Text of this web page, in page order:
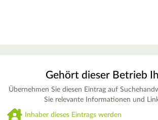
Gehört dieser Betrieb
Übernehmen Sie diesen Eintrag auf
Sie relevante Informationen und
Inhaber dieses Eintrags werden